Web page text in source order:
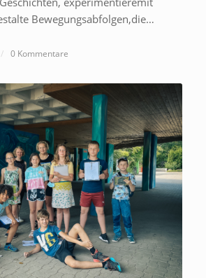
Bewegungsabfolgen,die…
/ 0 Kommentare